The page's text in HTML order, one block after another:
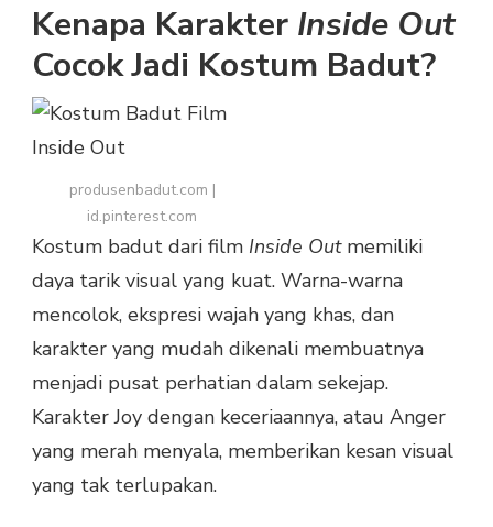
Kenapa Karakter Inside Out
Cocok Jadi Kostum Badut?
produsenbadut.com |
id.pinterest.com
Kostum badut dari film Inside Outmemiliki
daya tarik visual yang kuat. Warna-warna
mencolok, ekspresi wajah yang khas, dan
karakter yang mudah dikenali membuatnya
menjadi pusat perhatian dalam sekejap.
Karakter Joy dengan keceriaannya, atau Anger
yang merah menyala, memberikan kesan visual
yang tak terlupakan.